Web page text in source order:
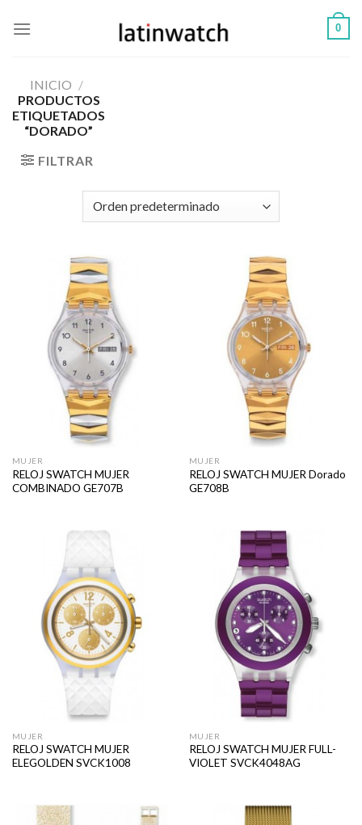
0
INICIO /
PRODUCTOS
ETIQUETADOS
“DORADO”
FILTRAR
MUJER
RELOJ SWATCH MUJER
COMBINADO GE707B
MUJER
RELOJ SWATCH MUJER Dorado
GE708B
MUJER
RELOJ SWATCH MUJER
ELEGOLDEN SVCK1008
MUJER
RELOJ SWATCH MUJER FULL-
VIOLET SVCK4048AG